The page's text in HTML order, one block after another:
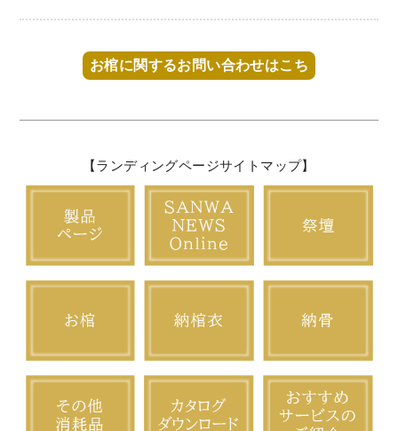
お棺に関するお問い合わせはこち
【ランディングページサイトマップ】